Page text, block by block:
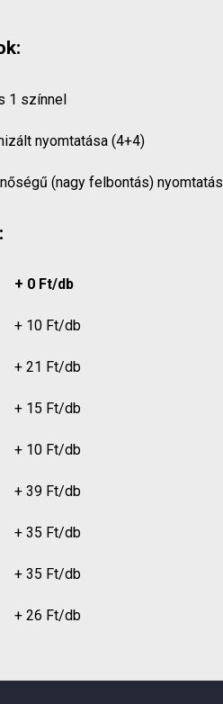
1 színnel
nyomtatása (4+4)
(nagy felbontás) nyomtatás
+ 0 Ft/db
+ 10 Ft/db
+ 21 Ft/db
+ 15 Ft/db
+ 10 Ft/db
+ 39 Ft/db
+ 35 Ft/db
+ 35 Ft/db
+ 26 Ft/db